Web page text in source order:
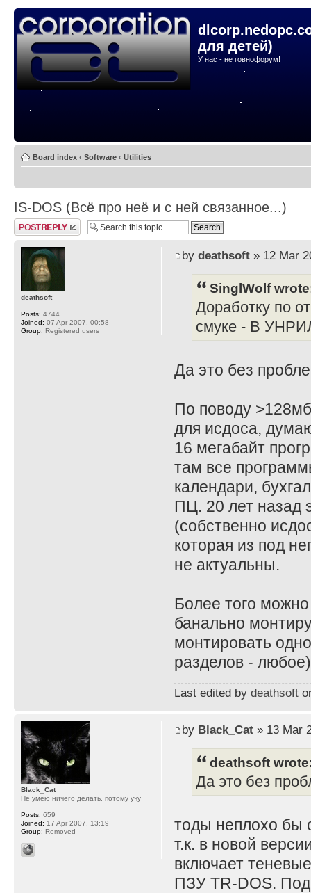
для детей)
У нас - не говнофорум!
Board index ‹ Software ‹ Utilities
IS-DOS (Всё про неё и с ней связанное...)
Post a reply
by deathsoft» 12 Mar
SinglWolf
Доработку по
смуке - В
Да это без
По поводу
для исдоса,
16 мегабайт
там все
календари,
ПЦ. 20 лет назад
(собственно
которая из под
не актуальны.
Более того
банально
монтировать
разделов -
Last edited by deathsoft
deathsoft
Posts: 4744
Joined: 07 Apr 2007, 00:58
Group: Registered users
by Black_Cat» 13 Mar
deathsoft
Да это без
тоды неплохо бы
т.к. в новой
включает
ПЗУ TR-DOS.
Black_Cat
Не умею ничего делать, потому учу
Posts: 659
Joined: 17 Apr 2007, 13:19
Group: Removed